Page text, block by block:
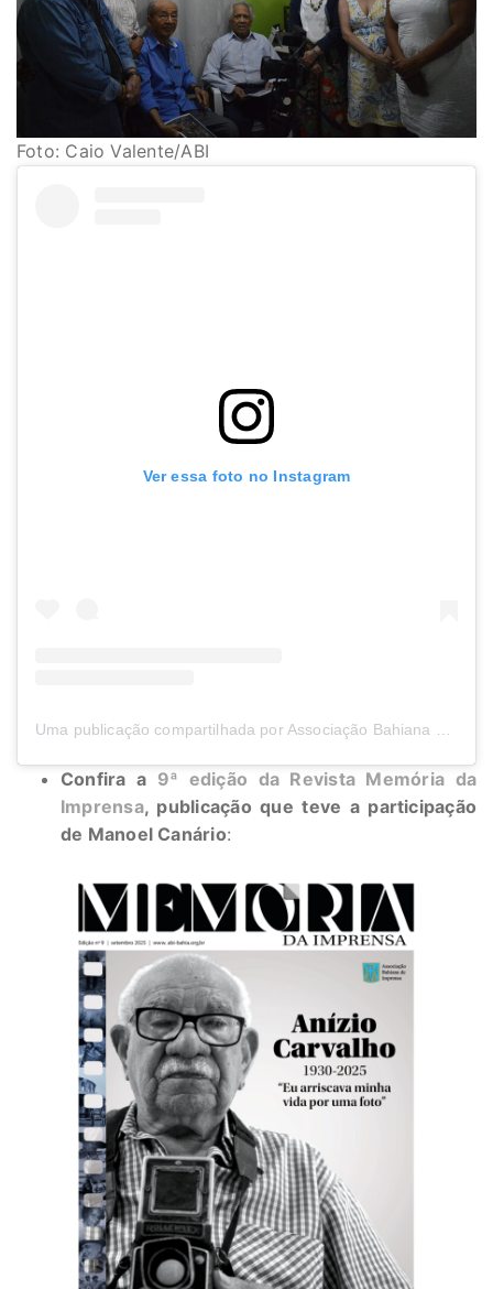
Foto: Caio Valente/ABI
Ver essa foto no Instagram
Confira a 9ª edição da Revista Memória da
Imprensa, publicação que teve a participação
de Manoel Canário: